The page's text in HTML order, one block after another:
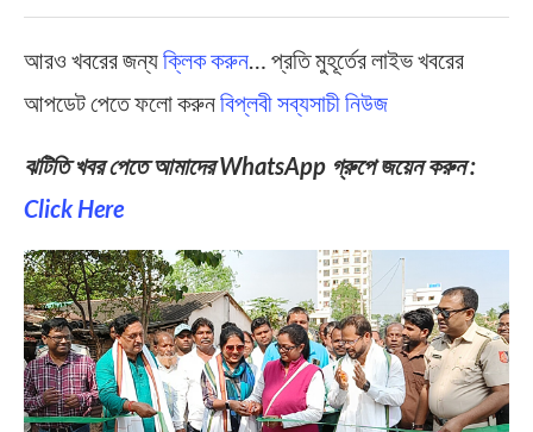
আরও খবরের জন্যক্লিক করুন… প্রতি মুহূর্তের লাইভ খবরের
আপডেট পেতে ফলো করুনবিপ্লবী সব্যসাচী নিউজ
ঝটিতি খবর পেতে আমাদের WhatsApp গ্রুপে জয়েন করুন :
Click Here